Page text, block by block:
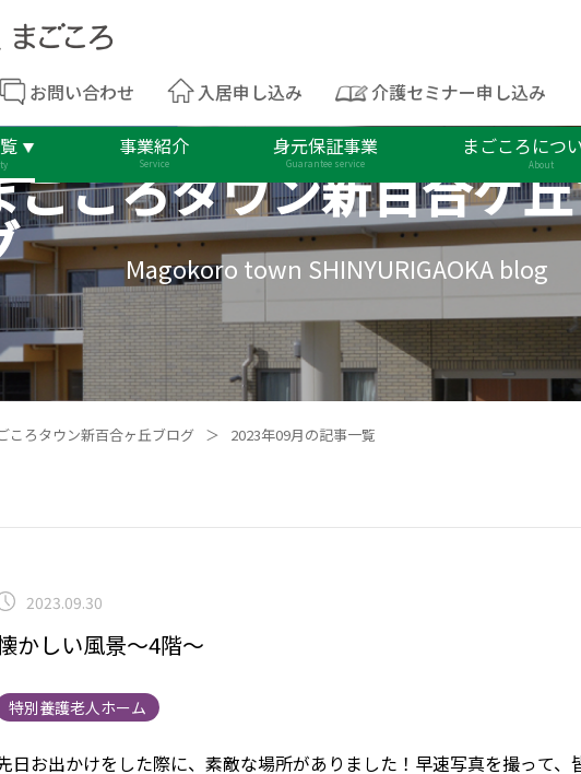
お問い合わせ 入居申し込み 介護セミナー申し込み
事業紹介
Service
身元保証事業
Guarantee service
まごころにつ
About
ごころタウン新百合ケ
Magokoro town SHINYURIGAOKA blog
ころタウン新百合ヶ丘ブログ ＞ 2023年09月の記事一覧
2023.09.30
かしい風景～4階～
特別養護老人ホーム
日お出かけをした際に、素敵な場所がありました！ 早速写真を撮って、